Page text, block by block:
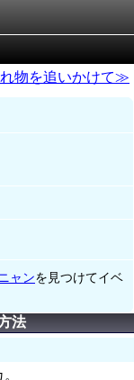
物を追いかけて≫
ャンを見つけてイベ
法